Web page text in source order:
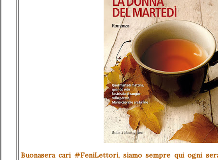
Buonasera cari #FeniLettori, siamo sempre qui ogni